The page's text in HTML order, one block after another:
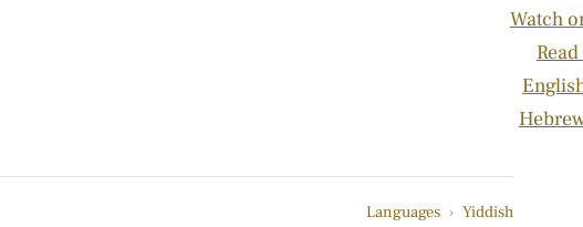
Watch
Languages › Yiddish